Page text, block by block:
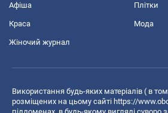
Афіша Плітки
Краса Мода
Жіночий журнал
Використання будь-яких матеріалів ( в
розміщених на цьому сайті https://